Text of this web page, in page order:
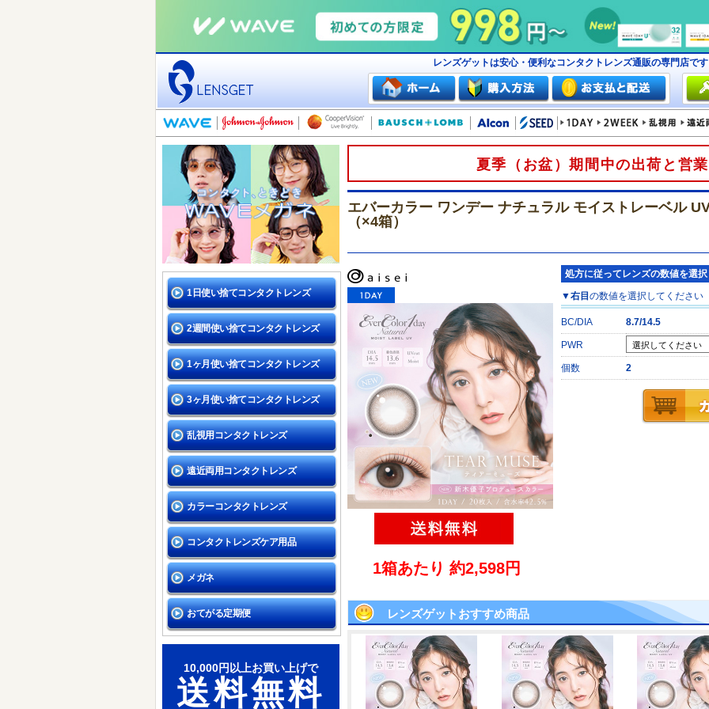
レンズゲットは安心・便利なコンタクトレンズ通販の専門店で
1日使い捨てコンタクトレンズ
2週間使い捨てコンタクトレンズ
1ヶ月使い捨てコンタクトレンズ
3ヶ月使い捨てコンタクトレンズ
乱視用コンタクトレンズ
遠近両用コンタクトレンズ
カラーコンタクトレンズ
コンタクトレンズケア用品
メガネ
おてがる定期便
10,000円以上お買い上げで
送料無料
夏季（お盆）期間中の出荷と営
エバーカラー ワンデー ナチュラル モイストレーベル
（×4箱）
1箱あたり 約2,598円
処方に従ってレンズの数値を選
▼右目の数値を選択してください
BC/DIA 8.7/14.5
PWR
個数 2
レンズゲットおすすめ商品